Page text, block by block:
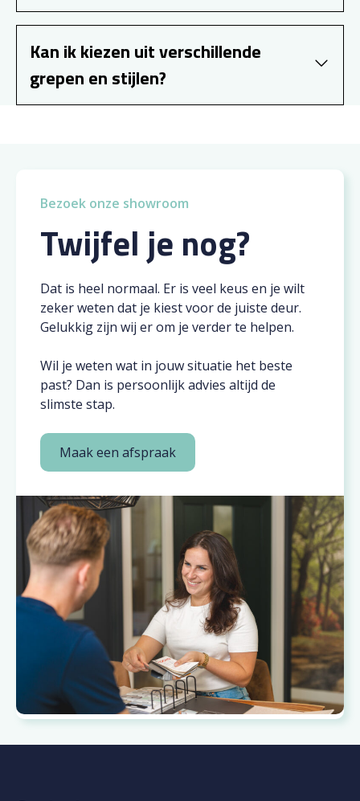
Kan ik kiezen uit verschillende
grepen en stijlen?
Bezoek onze showroom
Twijfel je nog?
Dat is heel normaal. Er is veel keus en je wilt
zeker weten dat je kiest voor de juiste deur.
Gelukkig zijn wij er om je verder te helpen.
Wil je weten wat in jouw situatie het beste
past? Dan is persoonlijk advies altijd de
slimste stap.
Maak een afspraak